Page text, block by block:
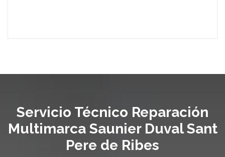
Servicio Técnico Reparación
Multimarca Saunier Duval Sant
Pere de Ribes